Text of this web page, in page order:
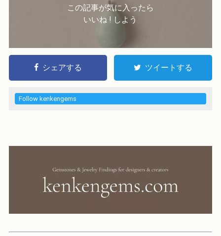
この記事が気に入ったら
いいね ! しよう
シェアする ツイートする
Follow kenkengems